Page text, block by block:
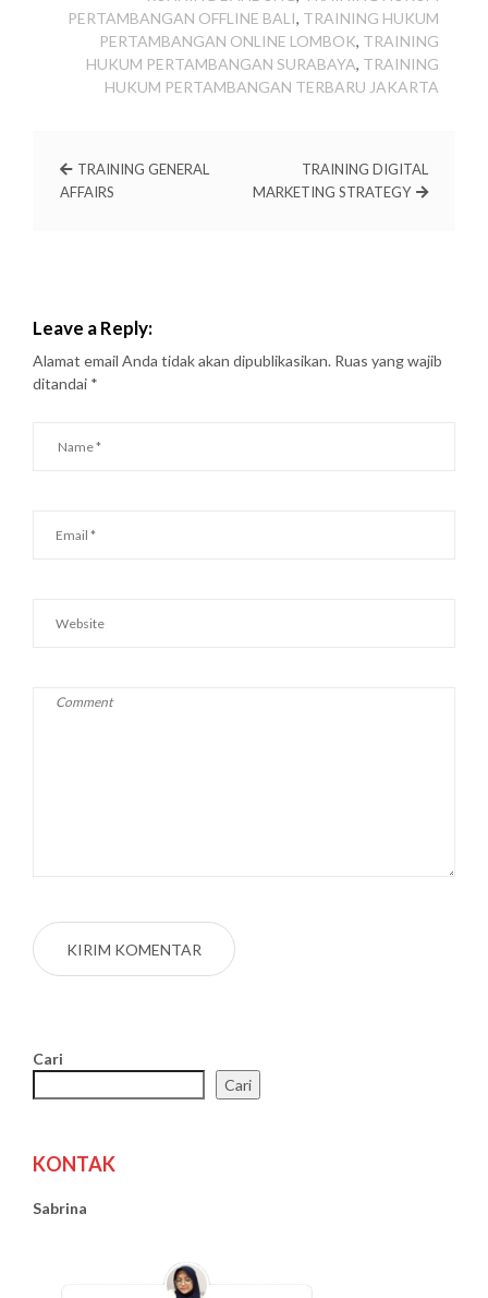
PERTAMBANGAN OFFLINE BALI, TRAINING HUKUM
PERTAMBANGAN ONLINE LOMBOK, TRAINING
HUKUM PERTAMBANGAN SURABAYA, TRAINING
HUKUM PERTAMBANGAN TERBARU JAKARTA
TRAINING GENERAL
AFFAIRS
TRAINING DIGITAL
MARKETING STRATEGY
Leave a Reply:
Alamat email Anda tidak akan dipublikasikan. Ruas yang wajib
ditandai *
Cari
Cari
KONTAK
Sabrina